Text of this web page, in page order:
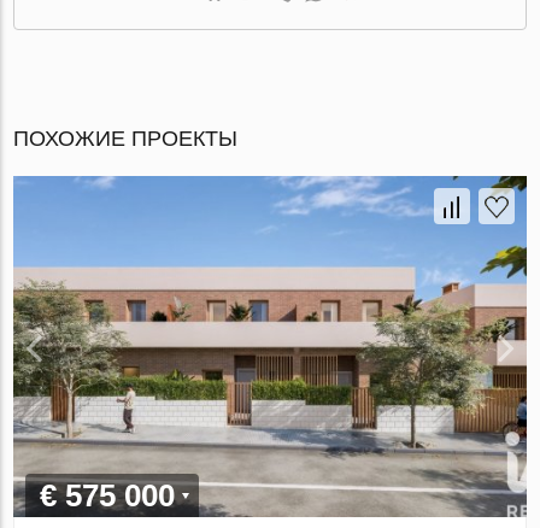
ПОХОЖИЕ ПРОЕКТЫ
€ 575 000